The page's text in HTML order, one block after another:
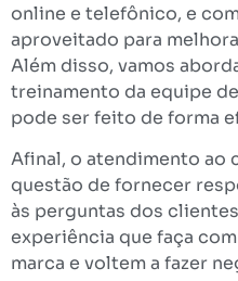
online e telefônico, e
aproveitado para
Além disso, vamos
treinamento da equipe
pode ser feito de forma
Afinal, o atendimento ao
questão de fornecer
às perguntas dos
experiência que faça
marca e voltem a fazer